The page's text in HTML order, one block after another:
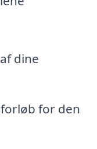
dine
for den